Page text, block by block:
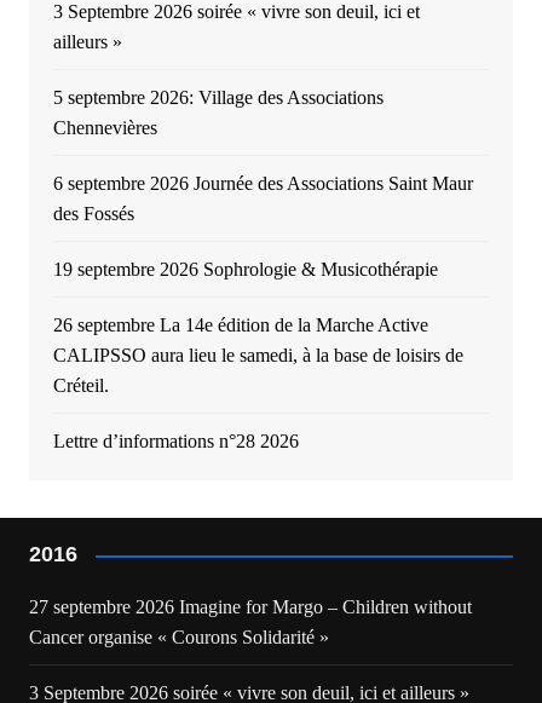
3 Septembre 2026 soirée « vivre son deuil, ici et
ailleurs »
5 septembre 2026: Village des Associations
Chennevières
6 septembre 2026 Journée des Associations Saint Maur
des Fossés
19 septembre 2026 Sophrologie & Musicothérapie
26 septembre La 14e édition de la Marche Active
CALIPSSO aura lieu le samedi, à la base de loisirs de
Créteil.
Lettre d’informations n°28 2026
2016
27 septembre 2026 Imagine for Margo – Children without
Cancer organise « Courons Solidarité »
3 Septembre 2026 soirée « vivre son deuil, ici et ailleurs »